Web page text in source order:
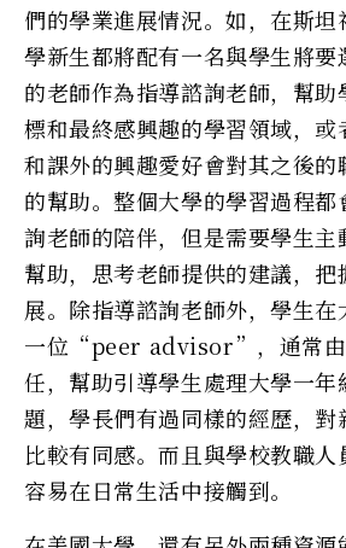
們的學業進展情況。如，在斯坦
學新生都將配有一名與學生將要
的老師作為指導諮詢老師，幫助
標和最終感興趣的學習領域，或
和課外的興趣愛好會對其之後的
的幫助。整個大學的學習過程都
詢老師的陪伴，但是需要學生主
幫助，思考老師提供的建議，
展。除指導諮詢老師外，學生在
一位“peer advisor”，通常由
任，幫助引導學生處理大學一年
題，學長們有過同樣的經歷，對
比較有同感。而且與學校教職
容易在日常生活中接觸到。